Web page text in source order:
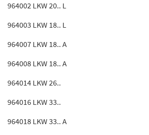
964002 LKW 20.. L
964003 LKW 18.. L
964007 LKW 18.. A
964008 LKW 18.. A
964014 LKW 26..
964016 LKW 33..
964018 LKW 33.. A